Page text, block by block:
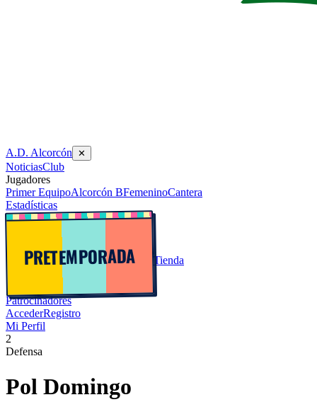
A.D. Alcorcón ✕
NoticiasClub
Jugadores
Primer EquipoAlcorcón BFemeninoCantera
Estadísticas
PRETEMPORADA Tienda
Patrocinadores
AccederRegistro
Mi Perfil
2
Defensa
Pol Domingo